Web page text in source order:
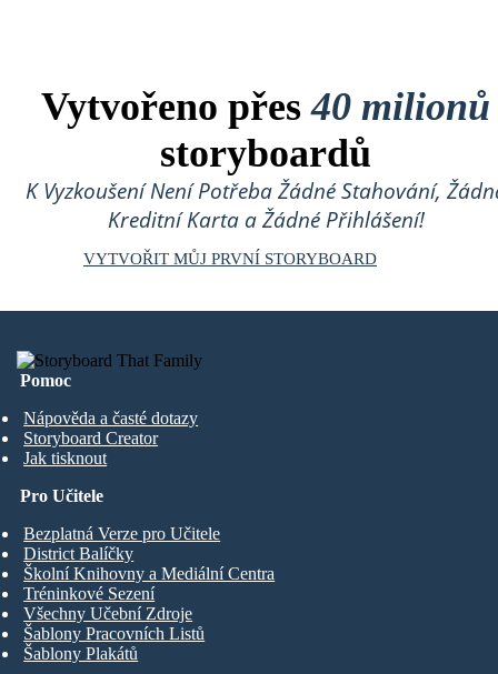
Vytvořeno přes40 milionů
storyboardů
K Vyzkoušení Není Potřeba Žádné Stahování,
Kreditní Karta a Žádné Přihlášení!
VYTVOŘIT MŮJ PRVNÍ STORYBOARD
Pomoc
Nápověda a časté dotazy
Storyboard Creator
Jak tisknout
Pro Učitele
Bezplatná Verze pro Učitele
District Balíčky
Školní Knihovny a Mediální Centra
Tréninkové Sezení
Všechny Učební Zdroje
Šablony Pracovních Listů
Šablony Plakátů